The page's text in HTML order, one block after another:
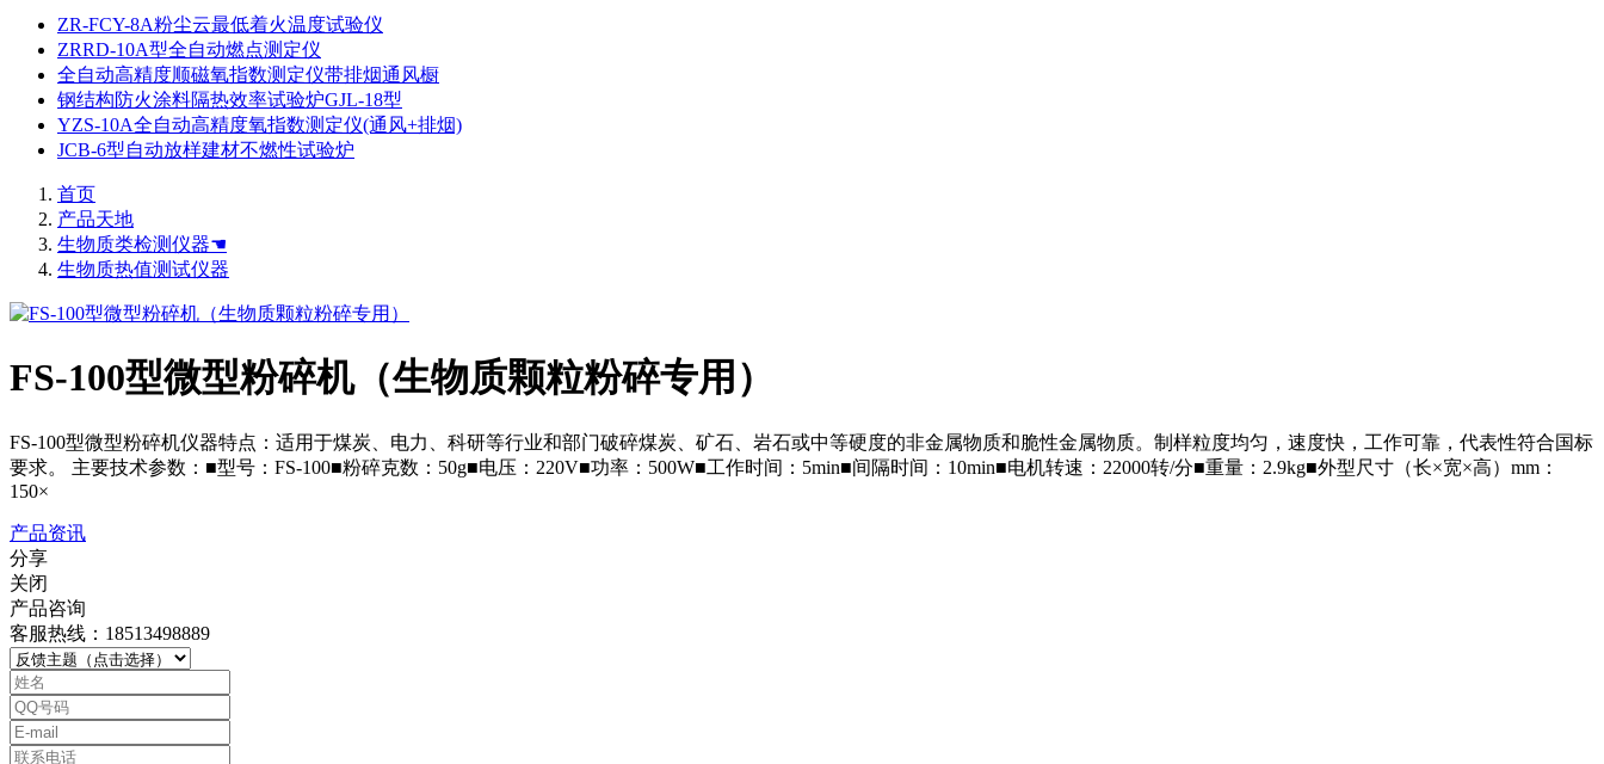
ZR-FCY-8A粉尘云最低着火温度试验仪
ZRRD-10A型全自动燃点测定仪
全自动高精度顺磁氧指数测定仪带排烟通风橱
钢结构防火涂料隔热效率试验炉GJL-18型
YZS-10A全自动高精度氧指数测定仪(通风+排烟)
JCB-6型自动放样建材不燃性试验炉
首页
产品天地
生物质类检测仪器☚
生物质热值测试仪器
FS-100型微型粉碎机（生物质颗粒粉碎专用）
FS-100型微型粉碎机仪器特点：适用于煤炭、电力、科研等行业和部门破碎煤炭、矿石、岩石或中等硬度的非金属物质和脆性金属物质。制样粒度均匀，速度快，工作可靠，代表性符合国标
要求。 主要技术参数：■型号：FS-100■粉碎克数：50g■电压：220V■功率：500W■工作时间：5min■间隔时间：10min■电机转速：22000转/分■重量：2.9kg■外型尺寸（长×宽×高）mm：
150×
产品资讯
分享
关闭
产品咨询
客服热线：18513498889